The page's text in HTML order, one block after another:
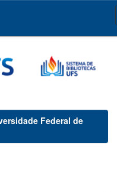
Federal de